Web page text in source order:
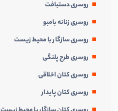
روسری دستبافت
روسری زنانه بامبو
روسری سازگار با محیط زیست
روسری طرح پلنگی
روسری کتان اخلاقی
روسری کتان پایدار